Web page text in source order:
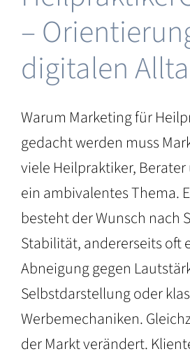
–
digitalen
Warum Marketing für
gedacht werden muss
viele Heilpraktiker,
ein ambivalentes Thema.
besteht der Wunsch nach
Stabilität, andererseits oft
Abneigung gegen
Selbstdarstellung oder
Werbemechaniken.
der Markt verändert.